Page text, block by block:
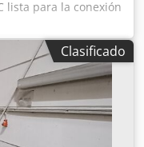
lista para la conexión
gracias a
> Diseño
isel con
> Utilización de
de bolas de acero
gracias a una
compatible con
Campana Soft-Lift
Clasificado